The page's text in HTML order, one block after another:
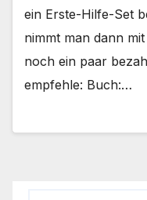
ein Erste-Hilfe-Set
nimmt man dann
noch ein paar
empfehle: Buch:…